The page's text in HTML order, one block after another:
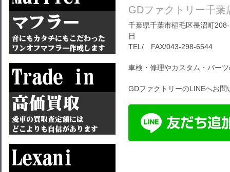
GDファクトリー千葉
千葉県千葉市稲毛区長沼町
日
TEL/ FAX/043-298-6544
車検・修理やカスタム・パー
GDファクトリーのLINEへお問